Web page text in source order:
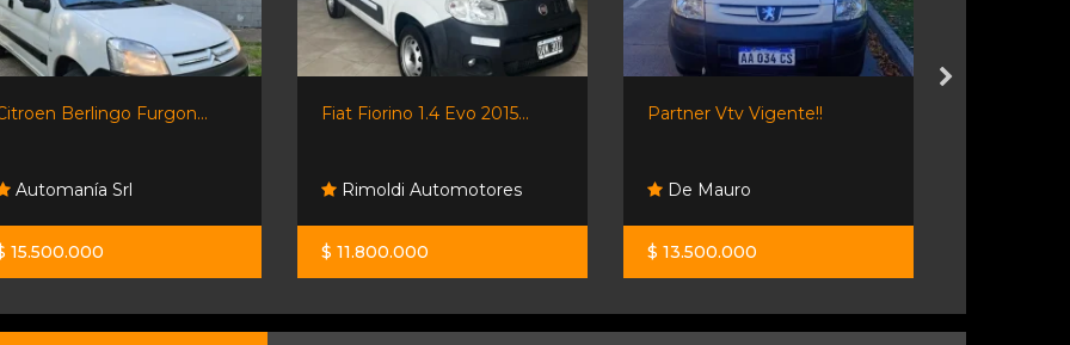
Berlingo Furgon...
Automanía Srl
15.500.000
Fiat Fiorino 1.4 Evo 2015...
Rimoldi Automotores
$ 11.800.000
Partner Vtv Vigente!!
De Mauro
$ 13.500.000